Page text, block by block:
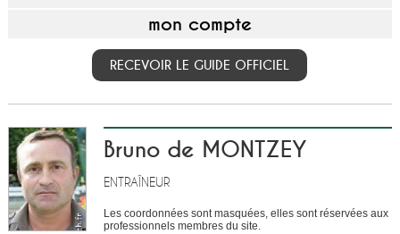
mon compte
RECEVOIR LE GUIDE OFFICIEL
Bruno de MONTZEY
ENTRAÎNEUR
Les coordonnées sont masquées, elles sont réservées aux
professionnels membres du site.